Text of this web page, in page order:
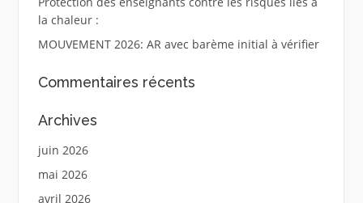
la chaleur :
MOUVEMENT 2026: AR avec barème initial à vérifier
Commentaires récents
Archives
juin 2026
mai 2026
avril 2026